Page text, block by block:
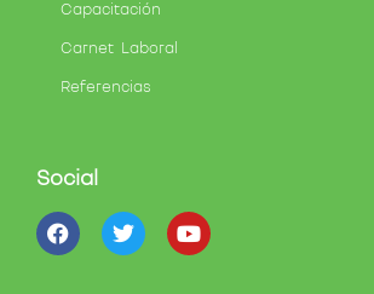
Capacitación
Carnet Laboral
Referencias
Social